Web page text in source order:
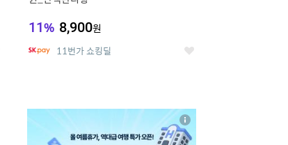
11% 8,900원
11번가 쇼킹딜 좋
8
상
세